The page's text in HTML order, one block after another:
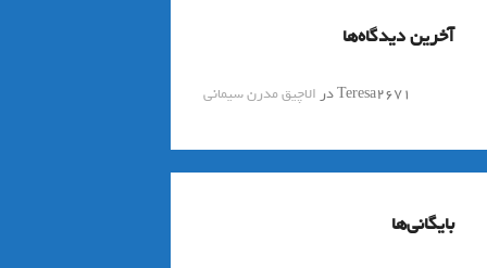
آخرین دیدگاه‌ها
Teresa2671در الاچیق مدرن سیمانی
بایگانی‌ها